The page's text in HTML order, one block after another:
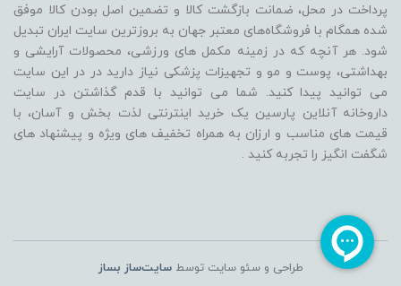
پرداخت در محل، ضمانت بازگشت کالا و تضمین اصل بودن کالا موفق
شده همگام با فروشگاه‌های معتبر جهان به بروزترین سایت ایران تبدیل
شود. هر آنچه که در زمینه مکمل های ورزشی، محصولات آرایشی و
بهداشتی، پوست و مو و تجهیزات پزشکی نیاز دارید در در این سایت
می توانید پیدا کنید. شما می توانید با قدم گذاشتن در سایت
داروخانه آنلاین پارسین یک خرید اینترنتی لذت بخش و آسان، با
قیمت های مناسب و ارزان به همراه تخفیف های ویژه و پیشنهاد های
شگفت انگیز را تجربه کنید .
طراحی و سئو سایت توسطسایت‌ساز بساز